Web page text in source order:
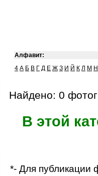
Алфавит:
4 А Б В Г Д Е Ж З И Й К Л М Н
Найдено: 0
В этой
*- Для публикации